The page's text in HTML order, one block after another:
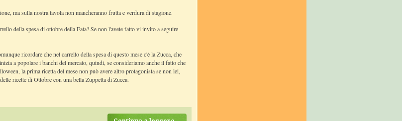
ma sulla nostra tavola non mancheranno frutta e verdura di stagione.
della spesa di ottobre della Fata? Se non l'avete fatto vi invito a seguire
ricordare che nel carrello della spesa di questo mese c'è la Zucca, che
a popolare i banchi del mercato, quindi, se consideriamo anche il fatto che
la prima ricetta del mese non può avere altro protagonista se non lei,
ricette di Ottobre con una bella Zuppetta di Zucca.